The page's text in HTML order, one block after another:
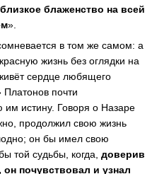
блаженство на всей
».
в том же самом: а
жизнь без оглядки на
сердце любящего
почти
им истину. Говоря о Назаре
продолжил свою жизнь
он бы имел свою
той судьбы, когда, доверив
почувствовал и узнал